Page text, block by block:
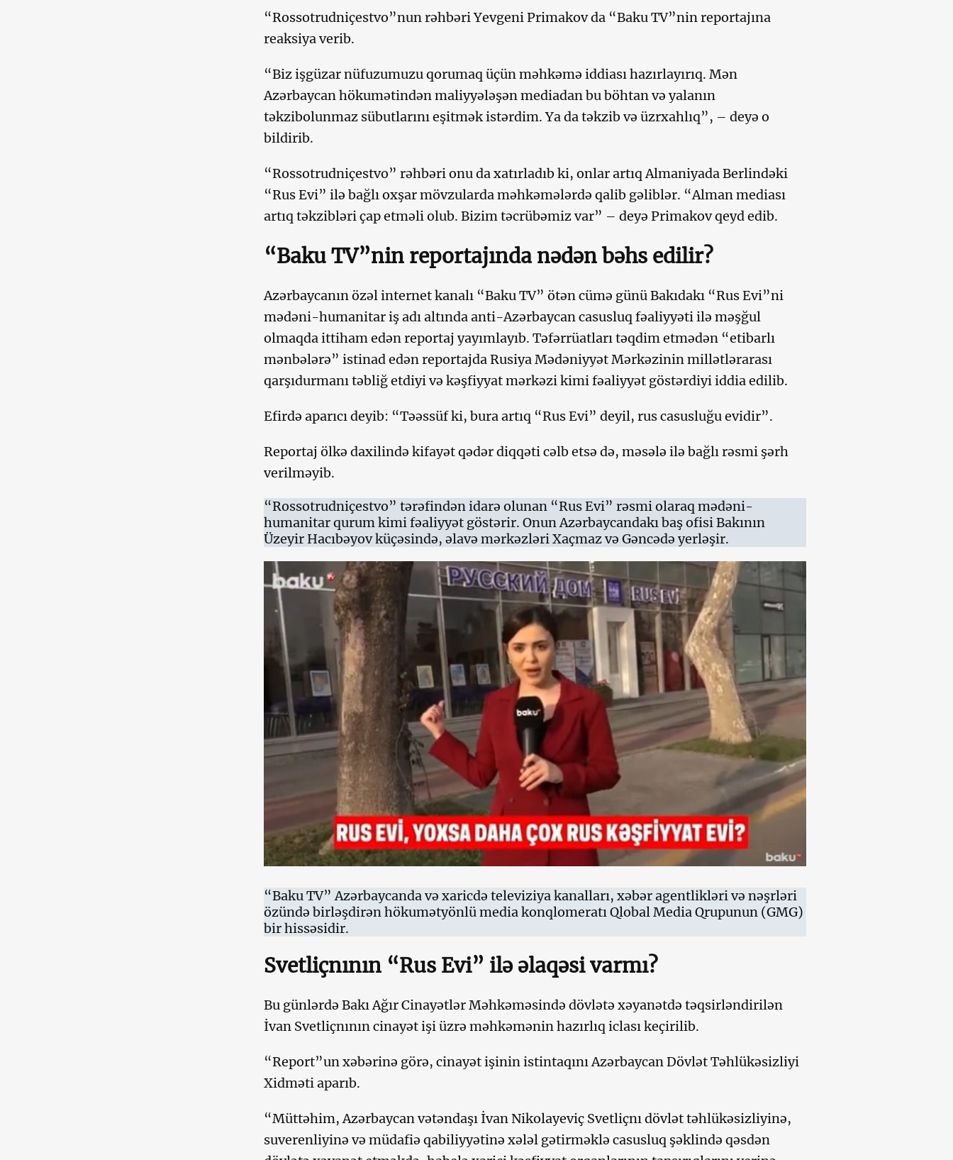
“Rossotrudniçestvo”nun rəhbəri Yevgeni Primakov da “Baku TV”nin reportajına
reaksiya verib.
“Biz işgüzar nüfuzumuzu qorumaq üçün məhkəmə iddiası hazırlayırıq. Mən
Azərbaycan hökumətindən maliyyələşən mediadan bu böhtan və yalanın
təkzibolunmaz sübutlarını eşitmək istərdim. Ya da təkzib və üzrxahlıq”, – deyə o
bildirib.
“Rossotrudniçestvo” rəhbəri onu da xatırladıb ki, onlar artıq Almaniyada Berlindəki
“Rus Evi” ilə bağlı oxşar mövzularda məhkəmələrdə qalib gəliblər. “Alman mediası
artıq təkzibləri çap etməli olub. Bizim təcrübəmiz var” – deyə Primakov qeyd edib.
“Baku TV”nin reportajında ​​nədən bəhs edilir?
Azərbaycanın özəl internet kanalı “Baku TV” ötən cümə günü Bakıdakı “Rus Evi”ni
mədəni-humanitar iş adı altında anti-Azərbaycan casusluq fəaliyyəti ilə məşğul
olmaqda ittiham edən reportaj yayımlayıb. Təfərrüatları təqdim etmədən “etibarlı
mənbələrə” istinad edən reportajda Rusiya Mədəniyyət Mərkəzinin millətlərarası
qarşıdurmanı təbliğ etdiyi və kəşfiyyat mərkəzi kimi fəaliyyət göstərdiyi iddia edilib.
Efirdə aparıcı deyib: “Təəssüf ki, bura artıq “Rus Evi” deyil, rus casusluğu evidir”.
Reportaj ölkə daxilində kifayət qədər diqqəti cəlb etsə də, məsələ ilə bağlı rəsmi şərh
verilməyib.
“Rossotrudniçestvo” tərəfindən idarə olunan “Rus Evi” rəsmi olaraq mədəni-
humanitar qurum kimi fəaliyyət göstərir. Onun Azərbaycandakı baş ofisi Bakının
Üzeyir Hacıbəyov küçəsində, əlavə mərkəzləri Xaçmaz və Gəncədə yerləşir.
“Baku TV” Azərbaycanda və xaricdə televiziya kanalları, xəbər agentlikləri və nəşrləri
özündə birləşdirən hökumətyönlü media konqlomeratı Qlobal Media Qrupunun (GMG)
bir hissəsidir.
Svetliçnının “Rus Evi” ilə əlaqəsi varmı?
Bu günlərdə Bakı Ağır Cinayətlər Məhkəməsində dövlətə xəyanətdə təqsirləndirilən
İvan Svetliçnının cinayət işi üzrə məhkəmənin hazırlıq iclası keçirilib.
“Report”un xəbərinə görə, cinayət işinin istintaqını Azərbaycan Dövlət Təhlükəsizliyi
Xidməti aparıb.
“Müttəhim, Azərbaycan vətəndaşı İvan Nikolayeviç Svetliçnı dövlət təhlükəsizliyinə,
suverenliyinə və müdafiə qabiliyyətinə xələl gətirməklə casusluq şəklində qəsdən